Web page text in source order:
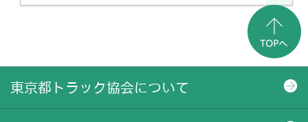
東京都トラック協会について